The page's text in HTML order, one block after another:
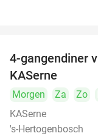
4-gangendiner
KASerne
Morgen Za Zo
KASerne
's-Hertogenbosch